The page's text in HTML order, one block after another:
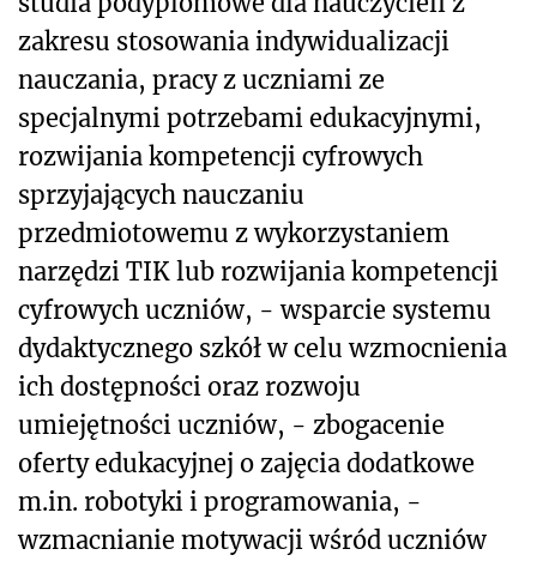
zakresu stosowania indywidualizacji
nauczania, pracy z uczniami ze
specjalnymi potrzebami edukacyjnymi,
rozwijania kompetencji cyfrowych
sprzyjających nauczaniu
przedmiotowemu z wykorzystaniem
narzędzi TIK lub rozwijania kompetencji
cyfrowych uczniów, - wsparcie systemu
dydaktycznego szkół w celu wzmocnienia
ich dostępności oraz rozwoju
umiejętności uczniów, - zbogacenie
oferty edukacyjnej o zajęcia dodatkowe
m.in. robotyki i programowania, -
wzmacnianie motywacji wśród uczniów